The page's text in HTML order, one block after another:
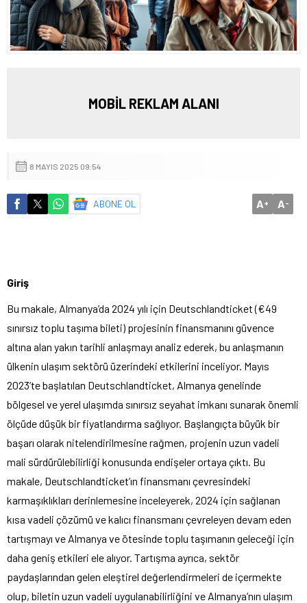
MOBİL REKLAM ALANI
8 MAYIS 2025 09:54
ABONE OL A+ A-
Giriş
Bu makale, Almanya’da 2024 yılı için Deutschlandticket (€49
sınırsız toplu taşıma bileti) projesinin finansmanını güvence
altına alan yakın tarihli anlaşmayı analiz ederek, bu anlaşmanın
ülkenin ulaşım sektörü üzerindeki etkilerini inceliyor. Mayıs
2023’te başlatılan Deutschlandticket, Almanya genelinde
bölgesel ve yerel ulaşımda sınırsız seyahat imkanı sunarak önemli
ölçüde düşük bir fiyatlandırma sağlıyor. Başlangıçta büyük bir
başarı olarak nitelendirilmesine rağmen, projenin uzun vadeli
mali sürdürülebilirliği konusunda endişeler ortaya çıktı. Bu
makale, Deutschlandticket’ın finansmanı çevresindeki
karmaşıklıkları derinlemesine inceleyerek, 2024 için sağlanan
kısa vadeli çözümü ve kalıcı finansmanı çevreleyen devam eden
tartışmayı ve Almanya ve ötesinde toplu taşımanın geleceği için
daha geniş etkileri ele alıyor. Tartışma ayrıca, sektör
paydaşlarından gelen eleştirel değerlendirmeleri de içermekte
olup, biletin uzun vadeli uygulanabilirliğini ve Almanya’nın ulaşım